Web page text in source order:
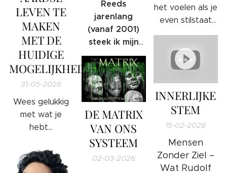
LEVEN TE
MAKEN
MET DE
HUIDIGE
MOGELIJKHEDEN
31-05-2026
Wees gelukkig
met wat je
hebt...
Reeds
jarenlang
(vanaf 2001)
steek ik mijn
nek uit en
gebruik ik al
mijn kennis,
middelen en
tools om
informatie te
delen wat de
omgekochte
media voor ons
het voelen als je
even stilstaat
om te luisteren.
een druk
wegvalt… alsof
iets ouds zijn
greep loslaat.
Dit is niet
subtiel. Het is
echt, en het
opent een
DE MATRIX
VAN ONS
SYSTEEM
02-03-2026
INNERLIJKE
STEM
15-02-2026
Mensen
Zonder Ziel –
Wat Rudolf